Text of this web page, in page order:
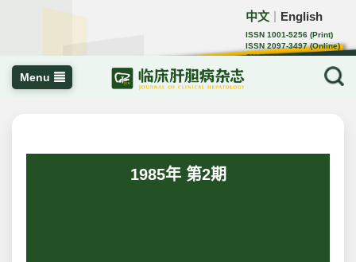
中文 English
ISSN 1001-5256 (Print)
ISSN 2097-3497 (Online)
CN 22-1108/R
Menu
1985年 第2期